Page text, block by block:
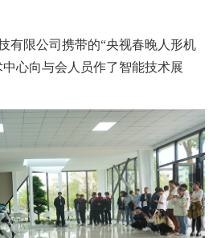
有限公司携带的“央视春晚人形机
心向与会人员作了智能技术展